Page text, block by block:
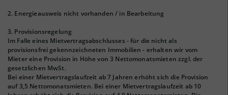
2. Energieausweis nicht vorhanden / in Bearbeitung
3. Provisionsregelung
Im Falle eines Mietvertragsabschlusses - für die nicht als
provisionsfrei gekennzeichneten Immobilien - erhalten wir vom
Mieter eine Provision in Höhe von 3 Nettomonatsmieten zzgl. der
gesetzlichen MwSt.
Bei einer Mietvertragslaufzeit ab 7 Jahren erhöht sich die Provision
auf 3,5 Nettomonatsmieten. Bei einer Mietvertragslaufzeit ab 10